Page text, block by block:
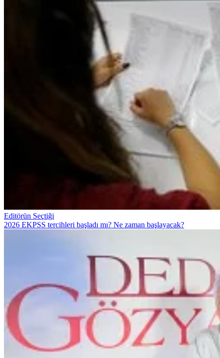
Editörün Seçtiği
2026 EKPSS tercihleri başladı mı? Ne zaman başlayacak?